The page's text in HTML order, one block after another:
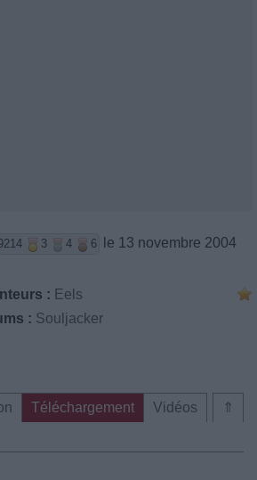
3 4 6
le 13 novembre 2004
: Eels
: Souljacker
⇑
Téléchargement
Vidéos